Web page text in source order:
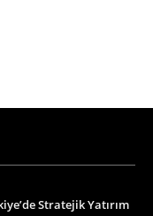
Stratejik Yatırım